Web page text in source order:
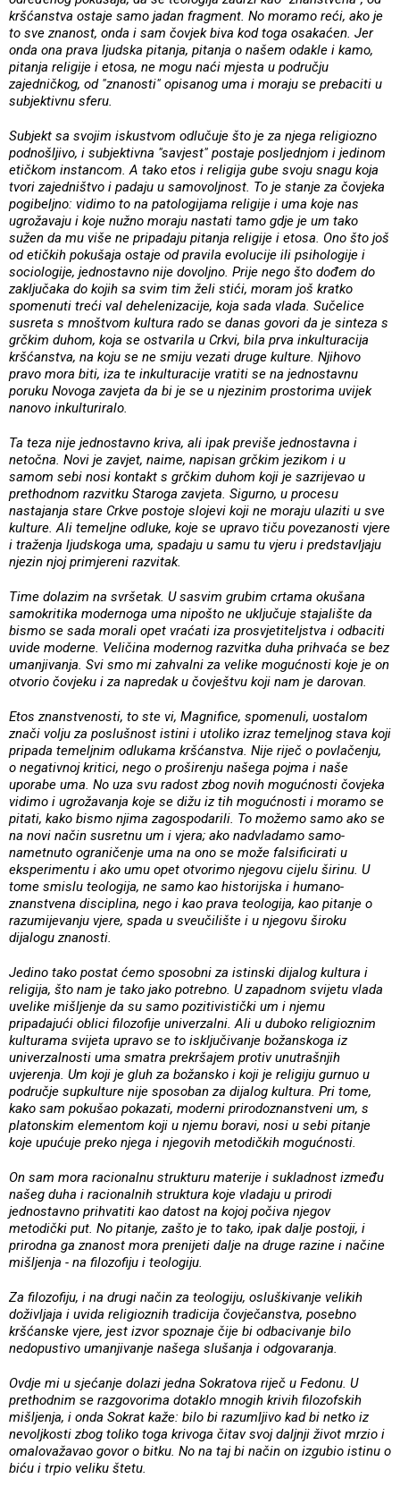
kršćanstva ostaje samo jadan fragment. No moramo reći, ako je
to sve znanost, onda i sam čovjek biva kod toga osakaćen. Jer
onda ona prava ljudska pitanja, pitanja o našem odakle i kamo,
pitanja religije i etosa, ne mogu naći mjesta u području
zajedničkog, od "znanosti" opisanog uma i moraju se prebaciti u
subjektivnu sferu.
Subjekt sa svojim iskustvom odlučuje što je za njega religiozno
podnošljivo, i subjektivna "savjest" postaje posljednjom i jedinom
etičkom instancom. A tako etos i religija gube svoju snagu koja
tvori zajedništvo i padaju u samovoljnost. To je stanje za čovjeka
pogibeljno: vidimo to na patologijama religije i uma koje nas
ugrožavaju i koje nužno moraju nastati tamo gdje je um tako
sužen da mu više ne pripadaju pitanja religije i etosa. Ono što još
od etičkih pokušaja ostaje od pravila evolucije ili psihologije i
sociologije, jednostavno nije dovoljno. Prije nego što dođem do
zaključaka do kojih sa svim tim želi stići, moram još kratko
spomenuti treći val dehelenizacije, koja sada vlada. Sučelice
susreta s mnoštvom kultura rado se danas govori da je sinteza s
grčkim duhom, koja se ostvarila u Crkvi, bila prva inkulturacija
kršćanstva, na koju se ne smiju vezati druge kulture. Njihovo
pravo mora biti, iza te inkulturacije vratiti se na jednostavnu
poruku Novoga zavjeta da bi je se u njezinim prostorima uvijek
nanovo inkulturiralo.
Ta teza nije jednostavno kriva, ali ipak previše jednostavna i
netočna. Novi je zavjet, naime, napisan grčkim jezikom i u
samom sebi nosi kontakt s grčkim duhom koji je sazrijevao u
prethodnom razvitku Staroga zavjeta. Sigurno, u procesu
nastajanja stare Crkve postoje slojevi koji ne moraju ulaziti u sve
kulture. Ali temeljne odluke, koje se upravo tiču povezanosti vjere
i traženja ljudskoga uma, spadaju u samu tu vjeru i predstavljaju
njezin njoj primjereni razvitak.
Time dolazim na svršetak. U sasvim grubim crtama okušana
samokritika modernoga uma nipošto ne uključuje stajalište da
bismo se sada morali opet vraćati iza prosvjetiteljstva i odbaciti
uvide moderne. Veličina modernog razvitka duha prihvaća se bez
umanjivanja. Svi smo mi zahvalni za velike mogućnosti koje je on
otvorio čovjeku i za napredak u čovještvu koji nam je darovan.
Etos znanstvenosti, to ste vi, Magnifice, spomenuli, uostalom
znači volju za poslušnost istini i utoliko izraz temeljnog stava koji
pripada temeljnim odlukama kršćanstva. Nije riječ o povlačenju,
o negativnoj kritici, nego o proširenju našega pojma i naše
uporabe uma. No uza svu radost zbog novih mogućnosti čovjeka
vidimo i ugrožavanja koje se dižu iz tih mogućnosti i moramo se
pitati, kako bismo njima zagospodarili. To možemo samo ako se
na novi način susretnu um i vjera; ako nadvladamo samo-
nametnuto ograničenje uma na ono se može falsificirati u
eksperimentu i ako umu opet otvorimo njegovu cijelu širinu. U
tome smislu teologija, ne samo kao historijska i humano-
znanstvena disciplina, nego i kao prava teologija, kao pitanje o
razumijevanju vjere, spada u sveučilište i u njegovu široku
dijalogu znanosti.
Jedino tako postat ćemo sposobni za istinski dijalog kultura i
religija, što nam je tako jako potrebno. U zapadnom svijetu vlada
uvelike mišljenje da su samo pozitivistički um i njemu
pripadajući oblici filozofije univerzalni. Ali u duboko religioznim
kulturama svijeta upravo se to isključivanje božanskoga iz
univerzalnosti uma smatra prekršajem protiv unutrašnjih
uvjerenja. Um koji je gluh za božansko i koji je religiju gurnuo u
područje supkulture nije sposoban za dijalog kultura. Pri tome,
kako sam pokušao pokazati, moderni prirodoznanstveni um, s
platonskim elementom koji u njemu boravi, nosi u sebi pitanje
koje upućuje preko njega i njegovih metodičkih mogućnosti.
On sam mora racionalnu strukturu materije i sukladnost između
našeg duha i racionalnih struktura koje vladaju u prirodi
jednostavno prihvatiti kao datost na kojoj počiva njegov
metodički put. No pitanje, zašto je to tako, ipak dalje postoji, i
prirodna ga znanost mora prenijeti dalje na druge razine i načine
mišljenja - na filozofiju i teologiju.
Za filozofiju, i na drugi način za teologiju, osluškivanje velikih
doživljaja i uvida religioznih tradicija čovječanstva, posebno
kršćanske vjere, jest izvor spoznaje čije bi odbacivanje bilo
nedopustivo umanjivanje našega slušanja i odgovaranja.
Ovdje mi u sjećanje dolazi jedna Sokratova riječ u Fedonu. U
prethodnim se razgovorima dotaklo mnogih krivih filozofskih
mišljenja, i onda Sokrat kaže: bilo bi razumljivo kad bi netko iz
nevoljkosti zbog toliko toga krivoga čitav svoj daljnji život mrzio i
omalovažavao govor o bitku. No na taj bi način on izgubio istinu o
biću i trpio veliku štetu.